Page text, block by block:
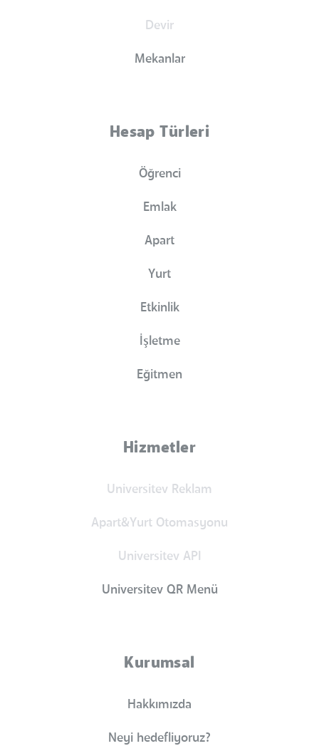
Devir
Mekanlar
Hesap Türleri
Öğrenci
Emlak
Apart
Yurt
Etkinlik
İşletme
Eğitmen
Hizmetler
Universitev Reklam
Apart&Yurt Otomasyonu
Universitev API
Universitev QR Menü
Kurumsal
Hakkımızda
Neyi hedefliyoruz?